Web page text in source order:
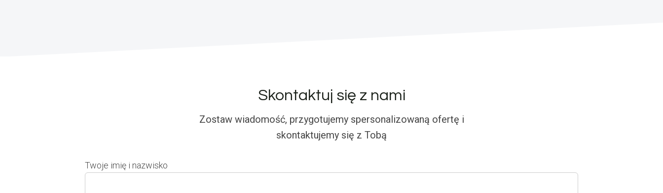
Skontaktuj się z nami
Zostaw wiadomość, przygotujemy spersonalizowaną ofertę i
skontaktujemy się z Tobą
Twoje imię i nazwisko